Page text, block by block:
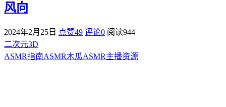
风向
2024年2月25日 点赞49 评论0 阅读944
二次元3D
ASMR指南ASMR木瓜ASMR主播资源